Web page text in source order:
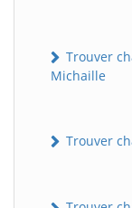
Trouver
Michaille
Trouver